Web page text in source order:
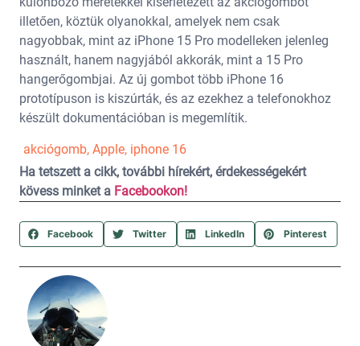
illetően, köztük olyanokkal, amelyek nem csak
nagyobbak, mint az iPhone 15 Pro modelleken jelenleg
használt, hanem nagyjából akkorák, mint a 15 Pro
hangerőgombjai. Az új gombot több iPhone 16
prototípuson is kiszúrták, és az ezekhez a telefonokhoz
készült dokumentációban is megemlítik.
akciógomb, Apple, iphone 16
Ha tetszett a cikk, további hírekért, érdekességekért
kövess minket a Facebookon!
Facebook Twitter LinkedIn Pinterest